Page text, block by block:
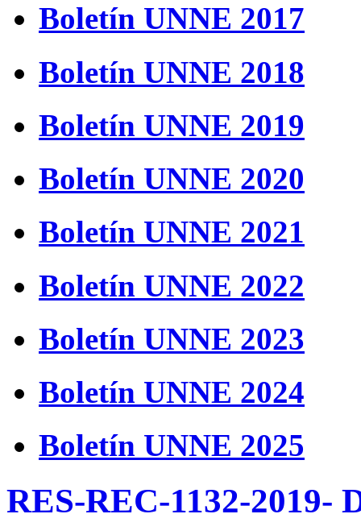
Boletín UNNE 2017
Boletín UNNE 2018
Boletín UNNE 2019
Boletín UNNE 2020
Boletín UNNE 2021
Boletín UNNE 2022
Boletín UNNE 2023
Boletín UNNE 2024
Boletín UNNE 2025
RES-REC-1132-2019-